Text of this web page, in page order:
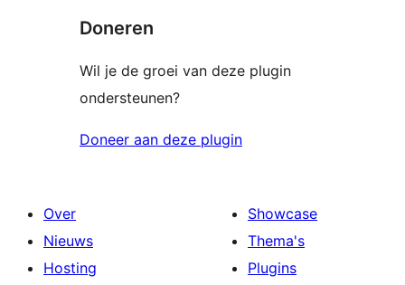
Doneren
Wil je de groei van deze plugin
ondersteunen?
Doneer aan deze plugin
Over
Nieuws
Hosting
Showcase
Thema's
Plugins